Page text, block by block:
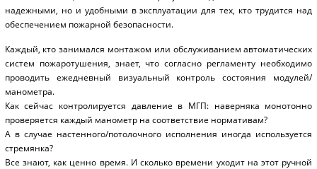
надежными, но и удобными в эксплуатации для тех, кто трудится над
обеспечением пожарной безопасности.
Каждый, кто занимался монтажом или обслуживанием автоматических
систем пожаротушения, знает, что согласно регламенту необходимо
проводить ежедневный визуальный контроль состояния модулей/
манометра.
Как сейчас контролируется давление в МГП: наверняка монотонно
проверяется каждый манометр на соответствие нормативам?
А в случае настенного/потолочного исполнения иногда используется
стремянка?
Все знают, как ценно время. И сколько времени уходит на этот ручной